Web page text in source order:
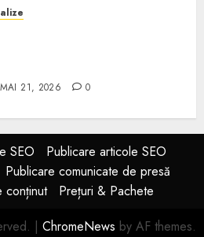
MAI 21, 2026 0
SEO
Publicare articole SEO
Publicare comunicate de presă
conținut
Prețuri & Pachete
| ChromeNews by AF themes.